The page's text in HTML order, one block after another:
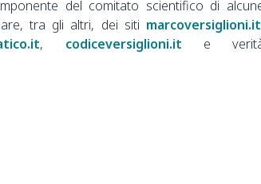
del comitato scientifico di
tra gli altri, dei siti marcoversiglioni.it
, codiceversiglioni.it e